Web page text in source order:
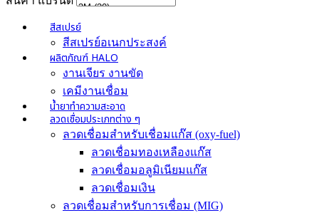
สีสเปรย์
สีสเปรย์อเนกประสงค์
ผลิตภัณฑ์ HALO
งานเจียร งานขัด
เคมีงานเชื่อม
น้ำยาทำความสะอาด
ลวดเชื่อมประเภทต่าง ๆ
ลวดเชื่อมสำหรับเชื่อมแก๊ส (oxy-fuel)
ลวดเชื่อมทองเหลืองแก๊ส
ลวดเชื่อมอลูมิเนียมแก๊ส
ลวดเชื่อมเงิน
ลวดเชื่อมสำหรับการเชื่อม (MIG)